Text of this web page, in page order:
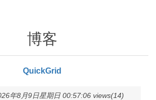
博客
QuickGrid
年8月9日星期日 00:57:06 views(14)